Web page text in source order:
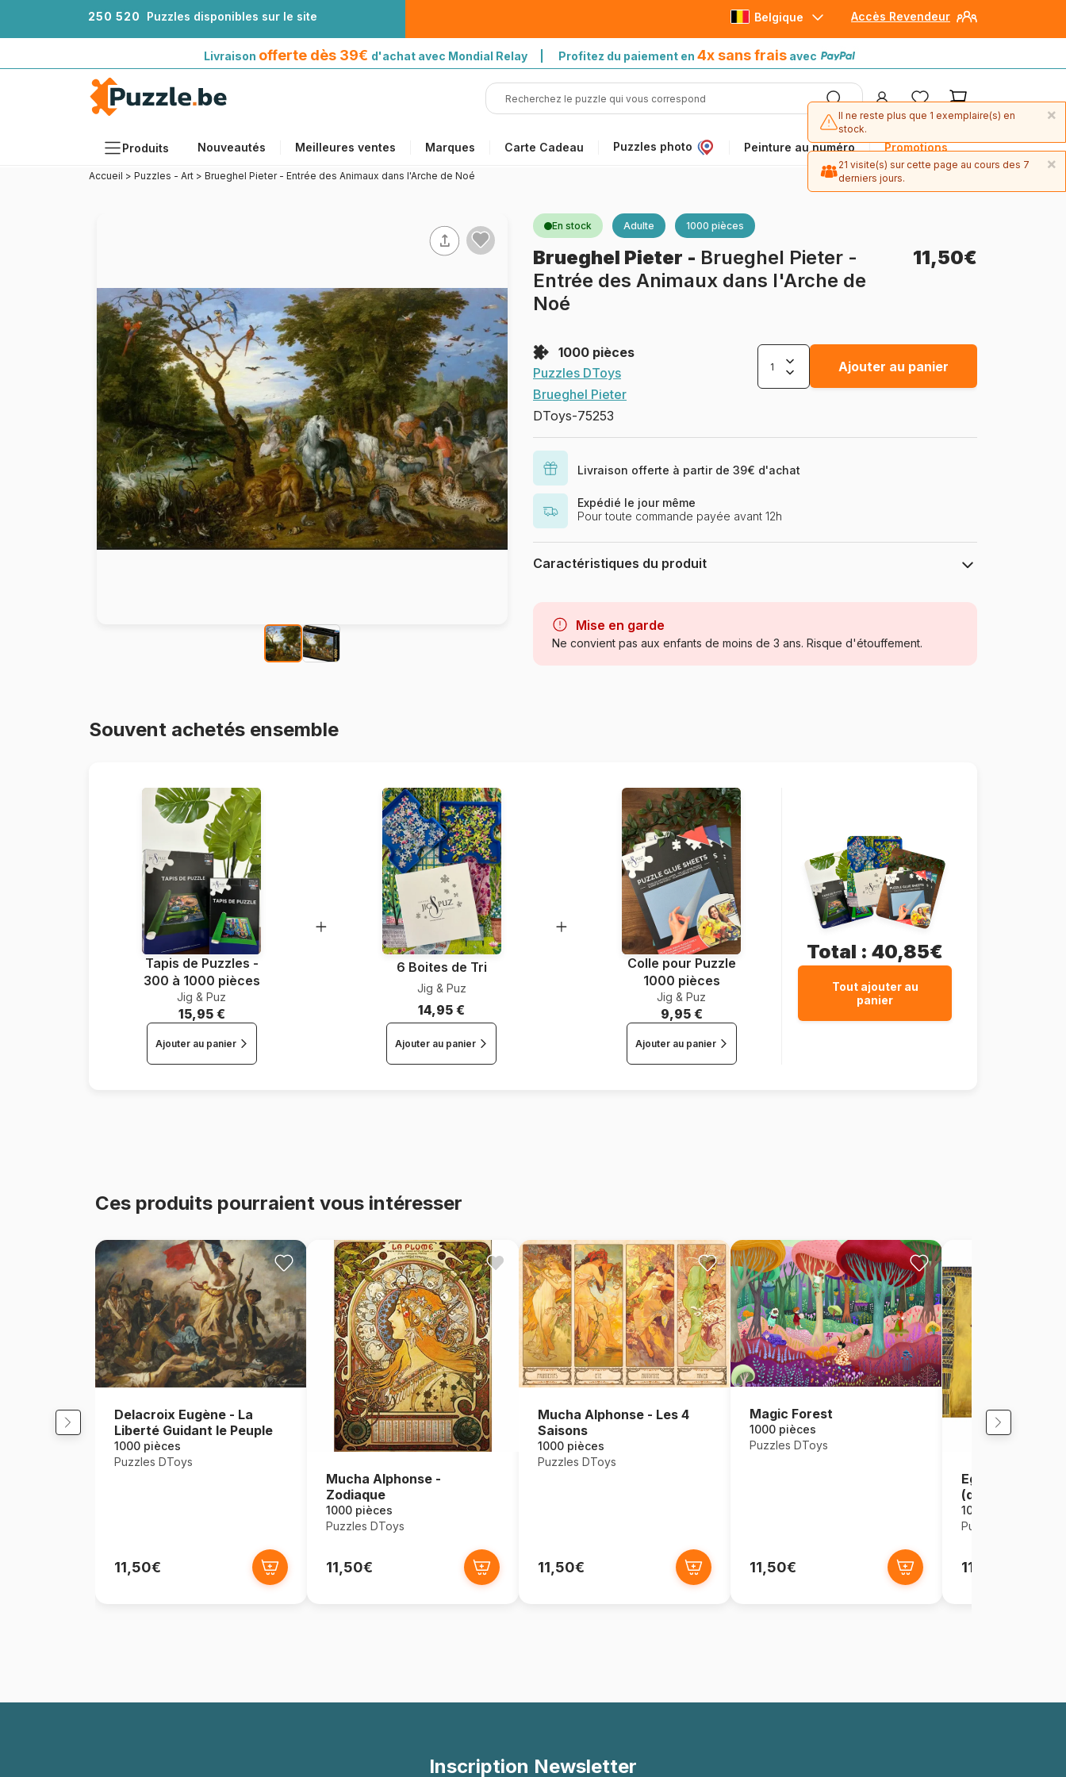
250 520 Puzzles disponibles sur le site Accès Revendeur
Belgique
Livraison offerte dès 39€ d'achat avec Mondial Relay | Profitez du paiement en 4x sans frais avec
Produits Nouveautés Meilleures ventes Marques Carte Cadeau Puzzles photo Peinture au numéro Promotions
Artistes
Accessoires
Puzzles en bois
Peinture au numéro
Accueil > Puzzles - Art > Brueghel Pieter - Entrée des Animaux dans l'Arche de Noé
En stock Adulte 1000 pièces
Brueghel Pieter - Brueghel Pieter -
Entrée des Animaux dans l'Arche de
Noé
11,50€
1000 pièces
Puzzles DToys
Brueghel Pieter
DToys-75253
Ajouter au panier
Livraison offerte à partir de 39€ d'achat
Expédié le jour même
Pour toute commande payée avant 12h
Caractéristiques du produit
Catégorie
Age
Puzzle pour Adultes (500 à 48.000
Mise en garde
Ne convient pas aux enfants de moins de 3 ans. Risque d'étouffement.
Souvent achetés ensemble
Tapis de Puzzles -
300 à 1000 pièces
Jig & Puz
15,95 €
Ajouter au panier
6 Boites de Tri
Jig & Puz
14,95 €
Ajouter au panier
Colle pour Puzzle
1000 pièces
Jig & Puz
9,95 €
Ajouter au panier
Total : 40,85€
Tout ajouter au
panier
Ces produits pourraient vous intéresser
Delacroix Eugène - La
Liberté Guidant le Peuple
1000 pièces
Puzzles DToys
11,50€
Mucha Alphonse -
Zodiaque
1000 pièces
Puzzles DToys
11,50€
Mucha Alphonse - Les 4
Saisons
1000 pièces
Puzzles DToys
11,50€
Magic Forest
1000 pièces
Puzzles DToys
11,50€
Egypte
(détail)
1000 pièces
Puzzles DToys
11,50€
Inscription Newsletter
×
Il ne reste plus que 1 exemplaire(s) en
stock.
×
21 visite(s) sur cette page au cours des 7
derniers jours.